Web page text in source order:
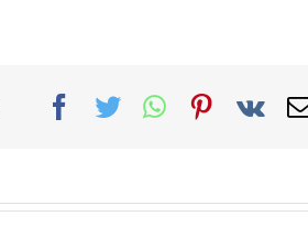
Facebook
TwitterWhatsAppPinterest
Vk